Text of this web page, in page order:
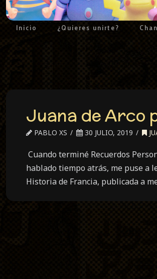
Inicio ¿Quieres unirte? Chan
Juana de Arco
PABLO XS 30 JULIO, 2019
Cuando terminé Recuerdos
hablado tiempo atrás, me puse a
Historia de Francia, publicada a